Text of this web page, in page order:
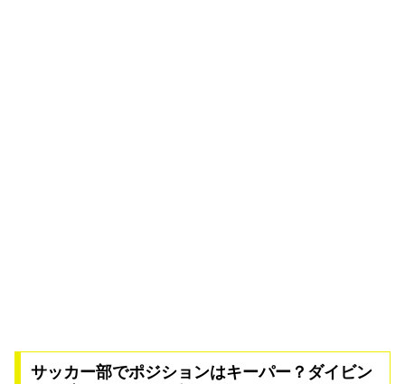
サッカー部でポジションはキーパー？ダイビン